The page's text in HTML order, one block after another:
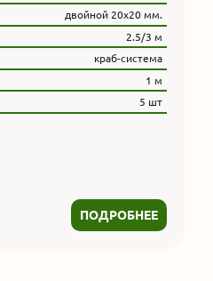
двойной 20х20 мм.
2.5/3 м
краб-система
1 м
5 шт
ПОДРОБНЕЕ